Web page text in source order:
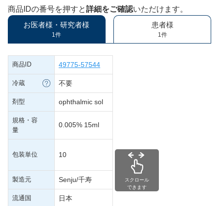
商品IDの番号を押すと詳細をご確認いただけます。
お医者様・研究者様
1件
患者様
1件
商品ID 49775-57544
冷蔵 不要
剤型 ophthalmic sol
規格・容
量
0.005% 15ml
包装単位 10
製造元 Senju/千寿
流通国 日本
スクロール
できます